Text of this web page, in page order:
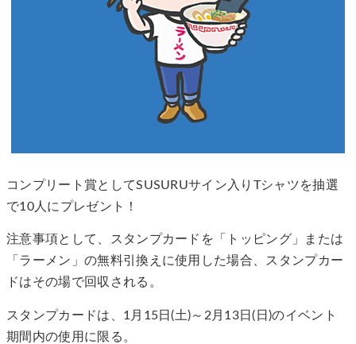
コンプリート賞としてSUSURUサイン入りTシャツを抽選
で10人にプレゼント！
注意事項として、スタンプカードを「トッピング」または
「ラーメン」の無料引換えに使用した場合、スタンプカー
ドはその場で回収される。
スタンプカードは、1月15日(土)～2月13日(日)のイベント
期間内の使用に限る。